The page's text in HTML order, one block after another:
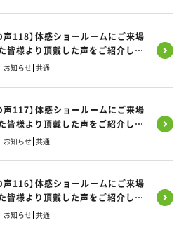
声118】体感ショールームにご来場
皆様より頂戴した声をご紹介しま
お知らせ 共通
声117】体感ショールームにご来場
皆様より頂戴した声をご紹介しま
お知らせ 共通
声116】体感ショールームにご来場
皆様より頂戴した声をご紹介しま
お知らせ 共通